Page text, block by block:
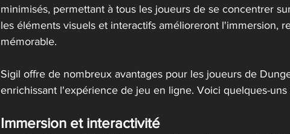
minimisés, permettant à tous les joueurs de se concentrer
les éléments visuels et interactifs amélioreront l'immersion,
mémorable.
Sigil offre de nombreux avantages pour les joueurs de
enrichissant l'expérience de jeu en ligne. Voici quelques-uns
Immersion et interactivité